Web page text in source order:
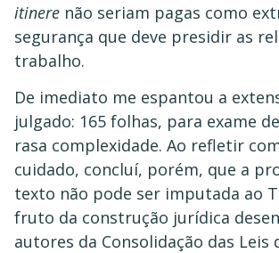
itinere não seriam pagas como
segurança que deve presidir as
trabalho.
De imediato me espantou a
julgado: 165 folhas, para exame
rasa complexidade. Ao refletir
cuidado, concluí, porém, que a
texto não pode ser imputada ao
fruto da construção jurídica
autores da Consolidação das Leis